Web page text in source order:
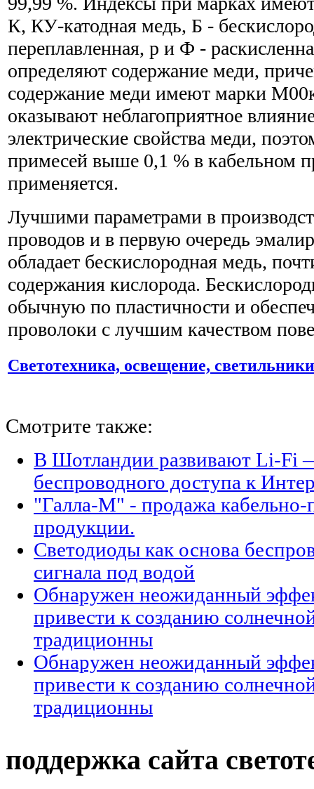
К, КУ-катодная медь, Б -
переплавленная, р и Ф -
определяют содержание меди,
содержание меди имеют марки
оказывают неблагоприятное
электрические свойства меди,
примесей выше 0,1 % в кабельном
применяется.
Лучшими параметрами в
проводов и в первую очередь
обладает бескислородная медь,
содержания кислорода.
обычную по пластичности и
проволоки с лучшим качеством
Светотехника, освещение, светильники
Смотрите также:
В Шотландии развивают Li-Fi
беспроводного доступа к
"Галла-М" - продажа кабельно-
продукции.
Светодиоды как основа
сигнала под водой
Обнаружен неожиданный
привести к созданию
традиционны
Обнаружен неожиданный
привести к созданию
традиционны
поддержка сайта